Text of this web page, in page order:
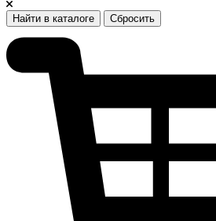
Найти в каталоге Сбросить